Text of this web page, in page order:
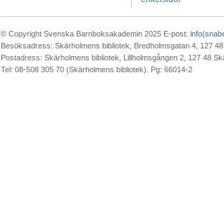
© Copyright Svenska Barnboksakademin 2025 E-post:
Besöksadress: Skärholmens bibliotek, Bredholmsgatan 4, 127
Postadress: Skärholmens bibliotek, Lillholmsgången 2, 127 48
Tel: 08-508 305 70 (Skärholmens bibliotek). Pg: 66014-2